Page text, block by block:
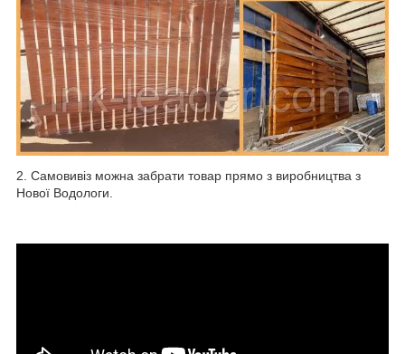
2. Самовивіз можна забрати товар прямо з виробництва з
Нової Водологи.